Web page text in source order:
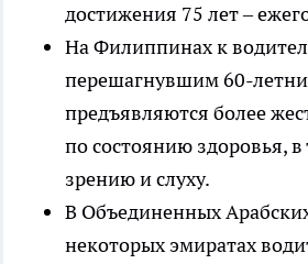
достижения 75 лет –
На Филиппинах к
перешагнувшим 60-
предъявляются более
по состоянию здоровья,
зрению и слуху.
В Объединенных
некоторых эмиратах